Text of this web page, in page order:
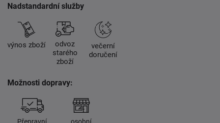
Nadstandardní služby
výnos zboží
odvoz
starého
zboží
večerní
doručení
Možnosti dopravy: